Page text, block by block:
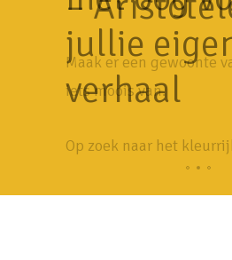
Maak er een gewoonte
iets moois van.
jullie
verhaal
Op zoek naar het